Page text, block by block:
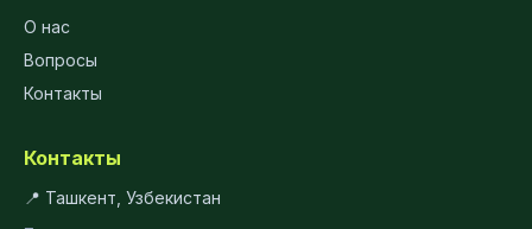
О нас
Вопросы
Контакты
Контакты
📍 Ташкент, Узбекистан